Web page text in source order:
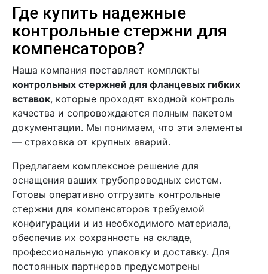
Где купить надежные
контрольные стержни для
компенсаторов?
Наша компания поставляет комплекты
контрольных стержней для фланцевых гибких
вставок, которые проходят входной контроль
качества и сопровождаются полным пакетом
документации. Мы понимаем, что эти элементы
— страховка от крупных аварий.
Предлагаем комплексное решение для
оснащения ваших трубопроводных систем.
Готовы оперативно отгрузить контрольные
стержни для компенсаторов требуемой
конфигурации и из необходимого материала,
обеспечив их сохранность на складе,
профессиональную упаковку и доставку. Для
постоянных партнеров предусмотрены